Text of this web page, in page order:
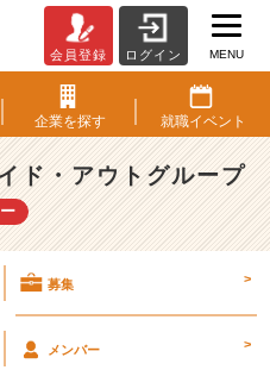
会員登録 ログイン MENU
企業を探す 就職イベント
ド・アウトグループ
募集 >
メンバー >